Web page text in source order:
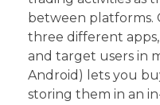
between platforms.
three different
and target users in
Android) lets you
storing them in an